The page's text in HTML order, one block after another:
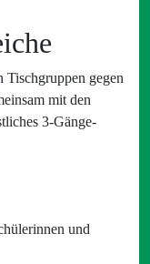
Tischgruppen gegen
mit den
3-Gänge-
und